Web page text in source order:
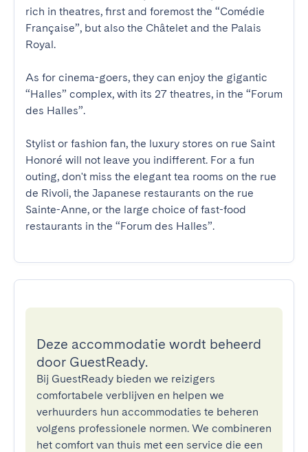
rich in theatres, first and foremost the “Comédie
Française”, but also the Châtelet and the Palais
Royal.
As for cinema-goers, they can enjoy the gigantic
“Halles” complex, with its 27 theatres, in the “Forum
des Halles”.
Stylist or fashion fan, the luxury stores on rue Saint
Honoré will not leave you indifferent. For a fun
outing, don't miss the elegant tea rooms on the rue
de Rivoli, the Japanese restaurants on the rue
Sainte-Anne, or the large choice of fast-food
restaurants in the “Forum des Halles”.
Deze accommodatie wordt beheerd
door GuestReady.
Bij GuestReady bieden we reizigers
comfortabele verblijven en helpen we
verhuurders hun accommodaties te beheren
volgens professionele normen. We combineren
het comfort van thuis met een service die een